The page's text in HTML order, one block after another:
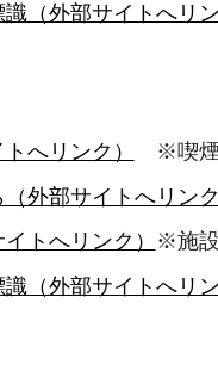
（外部サイトへリン
へリンク）
※喫煙
外部サイトへリンク
トへリンク）
※施設
（外部サイトへリン